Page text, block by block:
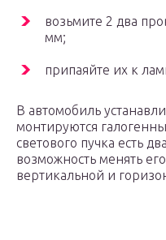
возьмите 2 два
мм;
припаяйте их к
В автомобиль
монтируются
светового пучка есть
возможность менять
вертикальной и